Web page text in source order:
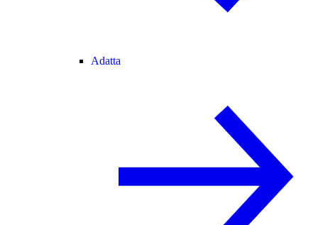
Adatta